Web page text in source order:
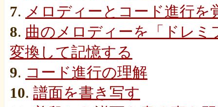
7. メロディーとコード進行を
8. 曲のメロディーを「ドレミ
変換して記憶する
9. コード進行の理解
10. 譜面を書き写す